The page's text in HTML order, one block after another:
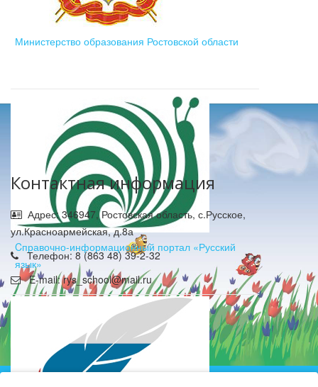
Министерство образования Ростовской области
Cправочно-информационный портал «Русский
язык»
Контактная информация
Адрес: 346947, Ростовская область, с.Русское,
ул.Красноармейская, д.8а
Телефон: 8 (863 48) 39-2-32
E-mail: rys_school@mail.ru